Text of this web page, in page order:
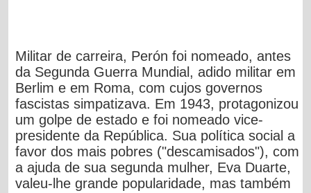
Militar de carreira, Perón foi nomeado, antes
da Segunda Guerra Mundial, adido militar em
Berlim e em Roma, com cujos governos
fascistas simpatizava. Em 1943, protagonizou
um golpe de estado e foi nomeado vice-
presidente da República. Sua política social a
favor dos mais pobres ("descamisados"), com
a ajuda de sua segunda mulher, Eva Duarte,
valeu-lhe grande popularidade, mas também